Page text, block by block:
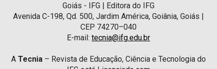
Goiás - IFG | Editora do IFG
Avenida C-198, Qd. 500, Jardim América, Goiânia, Goiás |
CEP 74270–040
E-mail: tecnia@ifg.edu.br
A Tecnia – Revista de Educação, Ciência e Tecnologia do